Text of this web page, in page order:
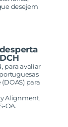
desejem
para avaliar
para
Alignment,
OA.